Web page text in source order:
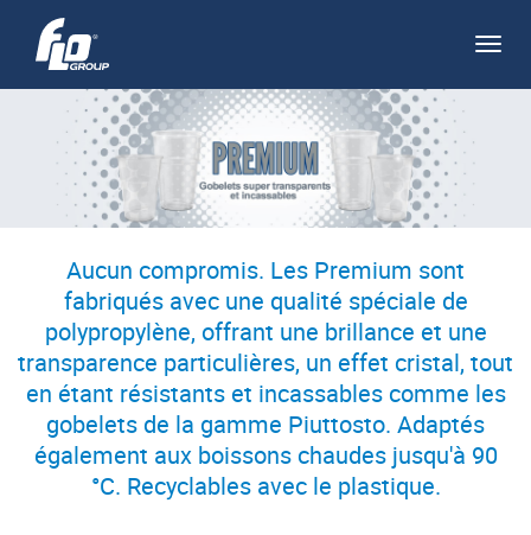
Aucun compromis. Les Premium sont
fabriqués avec une qualité spéciale de
polypropylène, offrant une brillance et une
transparence particulières, un effet cristal, tout
en étant résistants et incassables comme les
gobelets de la gamme Piuttosto. Adaptés
également aux boissons chaudes jusqu'à 90
°C. Recyclables avec le plastique.